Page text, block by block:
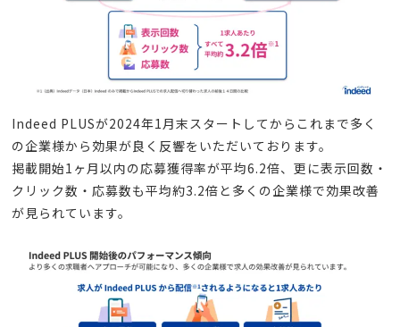
Indeed PLUSが2024年1月末スタートしてからこれまで多く
の企業様から効果が良く反響をいただいております。
掲載開始1ヶ月以内の応募獲得率が平均6.2倍、更に表示回数・
クリック数・応募数も平均約3.2倍と多くの企業様で効果改善
が見られています。